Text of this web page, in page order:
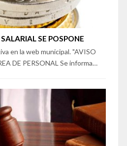
SE POSPONE
en la web municipal. "AVISO
DE PERSONAL Se informa…